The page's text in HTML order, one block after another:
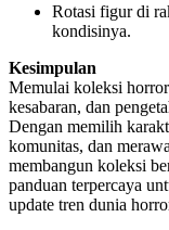
Rotasi figur di
kondisinya.
Kesimpulan
Memulai koleksi
kesabaran, dan
Dengan memilih
komunitas, dan
membangun koleksi
panduan terpercaya
update tren dunia